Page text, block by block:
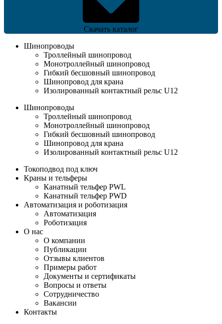
Скачать каталог
Шинопроводы
Троллейный шинопровод
Монотроллейный шинопровод
Гибкий бесшовный шинопровод
Шинопровод для крана
Изолированный контактный рельс U12
Шинопроводы
Троллейный шинопровод
Монотроллейный шинопровод
Гибкий бесшовный шинопровод
Шинопровод для крана
Изолированный контактный рельс U12
Токоподвод под ключ
Краны и тельферы
Канатный тельфер PWL
Канатный тельфер PWD
Автоматизация и роботизация
Автоматизация
Роботизация
О нас
О компании
Публикации
Отзывы клиентов
Примеры работ
Документы и сертификаты
Вопросы и ответы
Сотрудничество
Вакансии
Контакты